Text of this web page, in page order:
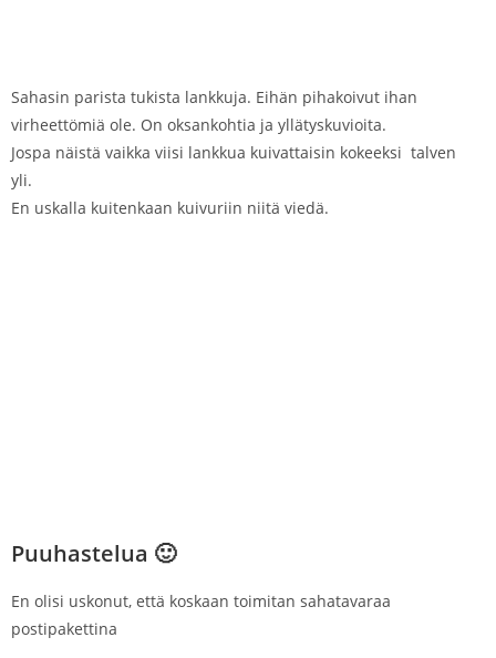
Sahasin parista tukista lankkuja. Eihän pihakoivut ihan
virheettömiä ole. On oksankohtia ja yllätyskuvioita.
Jospa näistä vaikka viisi lankkua kuivattaisin kokeeksi talven
yli.
En uskalla kuitenkaan kuivuriin niitä viedä.
Puuhastelua 🙂
En olisi uskonut, että koskaan toimitan sahatavaraa
postipakettina